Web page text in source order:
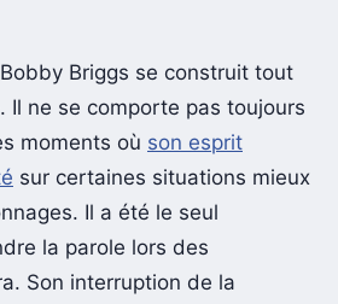
Briggs se construit tout
Il ne se comporte pas toujours
moments où son esprit
sur certaines situations mieux
Il a été le seul
la parole lors des
Son interruption de la